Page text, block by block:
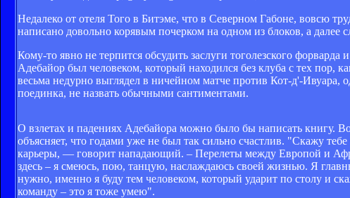
Недалеко от отеля Того в Битэме, что в Северном Габоне, вовсю
написано довольно корявым почерком на одном из блоков, а далее
Кому-то явно не терпится обсудить заслуги тоголезского
Адебайор был человеком, который находился без клуба с тех пор,
весьма недурно выглядел в ничейном матче против Кот-д'-
поединка, не назвать обычными сантиментами.
О взлетах и падениях Адебайора можно было бы написать книгу.
объясняет, что годами уже не был так сильно счастлив. "Скажу
карьеры, — говорит нападающий. – Перелеты между Европой и
здесь – я смеюсь, пою, танцую, наслаждаюсь своей жизнью. Я
нужно, именно я буду тем человеком, который ударит по столу и
команду – это я тоже умею".